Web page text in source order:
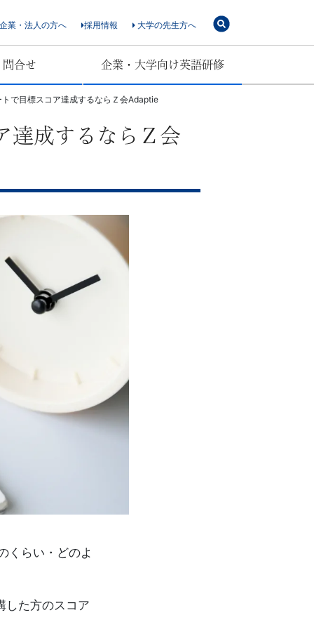
業・法人の方へ 採用情報 大学の先生方へ
問合せ 企業・大学向け英語研修
で目標スコア達成するならＺ会Adaptie
達成するならＺ会
くらい・どのよ
した方のスコア